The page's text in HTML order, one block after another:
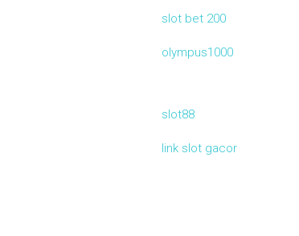
slot bet 200
olympus1000
slot88
link slot gacor